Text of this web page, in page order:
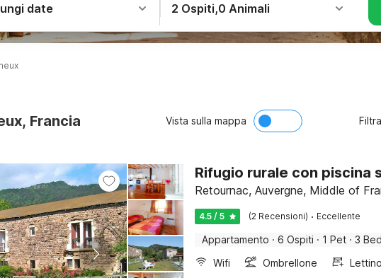
date 2 Ospiti,0 Animali
Francia Vista sulla mappa
Rifugio rurale con piscina
Retournac, Auvergne, Middle of
4.5 / 5 (2 Recensioni) · Eccellente
Appartamento · 6 Ospiti · 1 Pet · 3
Wifi
Ombrellone